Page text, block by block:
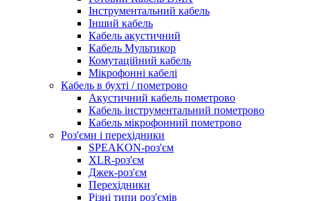
Інструментальний кабель
Інший кабель
Кабель акустичний
Кабель Мультикор
Комутаційний кабель
Мікрофонні кабелі
Кабель в бухті / пометрово
Акустичний кабель пометрово
Кабель інструментальний пометрово
Кабель мікрофонний пометрово
Роз'єми і перехідники
SPEAKON-роз'єм
XLR-роз'єм
Джек-роз'єм
Перехідники
Різні типи роз'ємів